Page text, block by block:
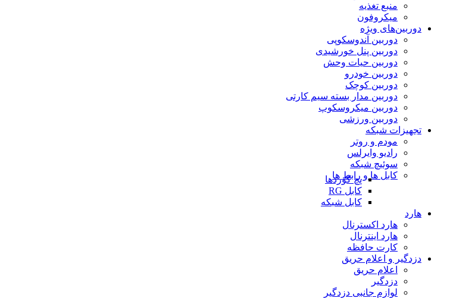
منبع تغذیه
میکروفون
دوربین‌های ویژه
دوربین آندوسکوپی
دوربین پنل خورشیدی
دوربین حیات وحش
دوربین خودرو
دوربین کوچک
دوربین مدار بسته سیم کارتی
دوربین میکروسکوپ
دوربین ورزشی
تجهیزات شبکه
مودم و روتر
رادیو وایرلس
سوئیچ شبکه
کابل ها و رابط ها
پچ کوردها
کابل RG
کابل شبکه
هارد
هارد اکسترنال
هارد اینترنال
کارت حافظه
دزدگیر و اعلام حریق
اعلام حریق
دزدگیر
لوازم جانبی دزدگیر